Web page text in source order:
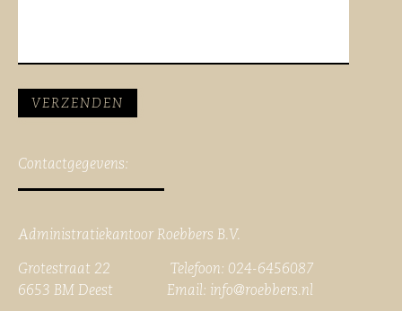
Contactgegevens:
Administratiekantoor Roebbers B.V.
Grotestraat 22 Telefoon: 024-6456087
6653 BM Deest Email: info@roebbers.nl